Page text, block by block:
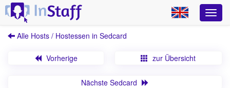
Alle Hosts / Hostessen in Sedcard
Vorherige zur Übersicht
Nächste Sedcard